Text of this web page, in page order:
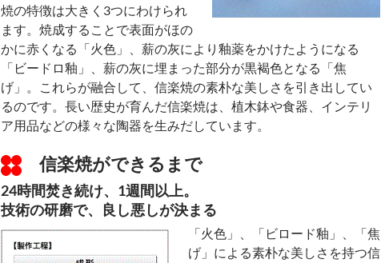
焼の特徴は大きく3つにわけられ
ます。焼成することで表面がほの
かに赤くなる「火色」、薪の灰により釉薬をかけたようになる
「ビードロ釉」、薪の灰に埋まった部分が黒褐色となる「焦
げ」。これらが融合して、信楽焼の素朴な美しさを引き出してい
るのです。長い歴史が育んだ信楽焼は、植木鉢や食器、インテリ
ア用品などの様々な陶器を生みだしています。
信楽焼ができるまで
24時間焚き続け、1週間以上。
技術の研磨で、良し悪しが決まる
「火色」、「ビロード釉」、「焦
げ」による素朴な美しさを持つ信